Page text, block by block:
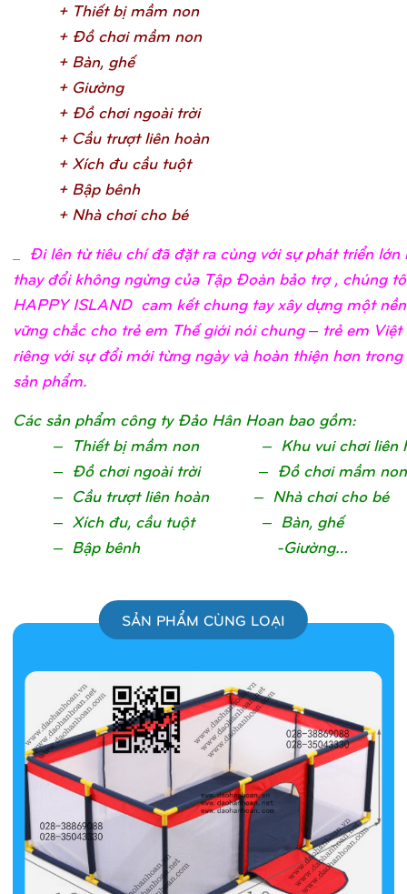
+ Thiết bịmầm non
+ Đồchơi mầm non
+ Bàn, ghế
+ Giường
+ Đồchơi ngoài trời
+ Cầu trượt liên hoàn
+ Xích đu cầu tuột
+ Bập bênh
+ Nhà chơi cho bé
Đi lên từ tiêu chí đã đặt ra cùng với sự phát triển lớn
thay đổi không ngừng của Tập Đoàn bảo trợ , chúng
HAPPY ISLAND cam kết chung tay xây dựng một
vững chắc cho trẻ em Thế giới nói chung – trẻ em
riêng với sự đổi mới từng ngày và hoàn thiện hơn
sản phẩm.
Các sản phẩm công ty Đảo Hân Hoan bao gồm:
– Thiết bị mầm non – Khu vui chơi liên
– Đồ chơi ngoài trời – Đồ chơi mầm non
– Cầu trượt liên hoàn – Nhà chơi cho bé
– Xích đu, cầu tuột – Bàn, ghế
– Bập bênh -Giường…
SẢN PHẨM CÙNG LOẠI